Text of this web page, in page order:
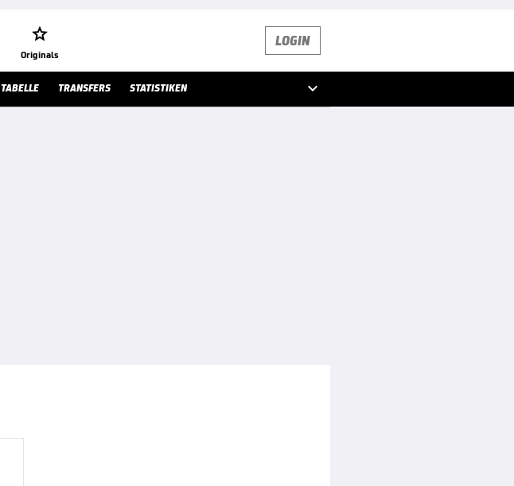

Originals
LOGIN
TABELLE TRANSFERS STATISTIKEN 